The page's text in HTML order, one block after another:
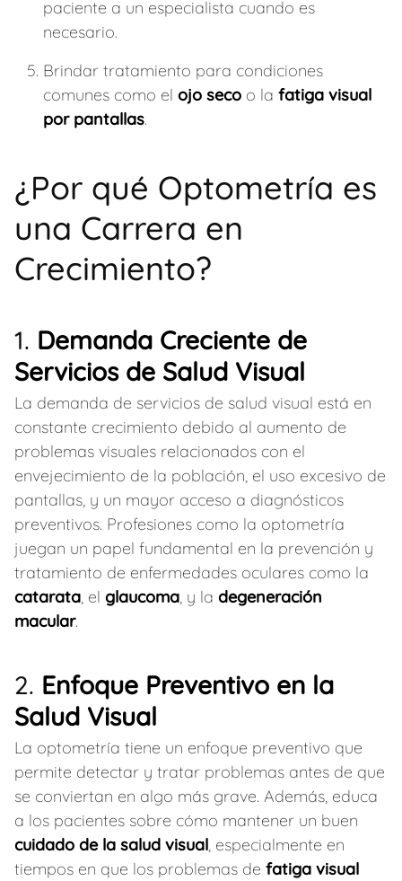
paciente a un especialista cuando es
necesario.
Brindar tratamiento para condiciones
comunes como el ojo seco o la fatiga visual
por pantallas.
¿Por qué Optometría es
una Carrera en
Crecimiento?
1. Demanda Creciente de
Servicios de Salud Visual
La demanda de servicios de salud visual está en
constante crecimiento debido al aumento de
problemas visuales relacionados con el
envejecimiento de la población, el uso excesivo de
pantallas, y un mayor acceso a diagnósticos
preventivos. Profesiones como la optometría
juegan un papel fundamental en la prevención y
tratamiento de enfermedades oculares como la
catarata, el glaucoma, y la degeneración
macular.
2. Enfoque Preventivo en la
Salud Visual
La optometría tiene un enfoque preventivo que
permite detectar y tratar problemas antes de que
se conviertan en algo más grave. Además, educa
a los pacientes sobre cómo mantener un buen
cuidado de la salud visual, especialmente en
tiempos en que los problemas de fatiga visual